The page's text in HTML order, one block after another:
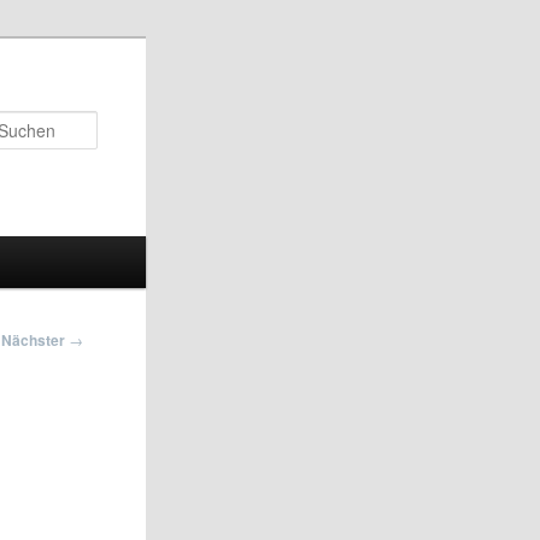
Nächster →